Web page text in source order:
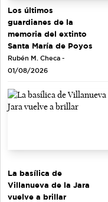
Los últimos
guardianes de la
memoria del extinto
Santa María de Poyos
Rubén M. Checa -
01/08/2026
La basílica de
Villanueva de la Jara
vuelve a brillar